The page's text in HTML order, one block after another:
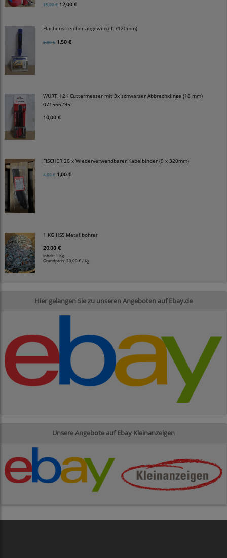
15,00 € 12,00 €
Flächenstreicher abgewinkelt (120mm)
5,00 € 1,50 €
WÜRTH 2K Cuttermesser mit 3x schwarzer Abbrechklinge (18 mm)
071566295
10,00 €
FISCHER 20 x Wiederverwendbarer Kabelbinder (9 x 320mm)
4,00 € 1,00 €
1 KG HSS Metallbohrer
20,00 €
Inhalt: 1 Kg
Grundpreis:20,00 € / Kg
Hier gelangen Sie zu unseren Angeboten auf Ebay.de
Unsere Angebote auf Ebay Kleinanzeigen